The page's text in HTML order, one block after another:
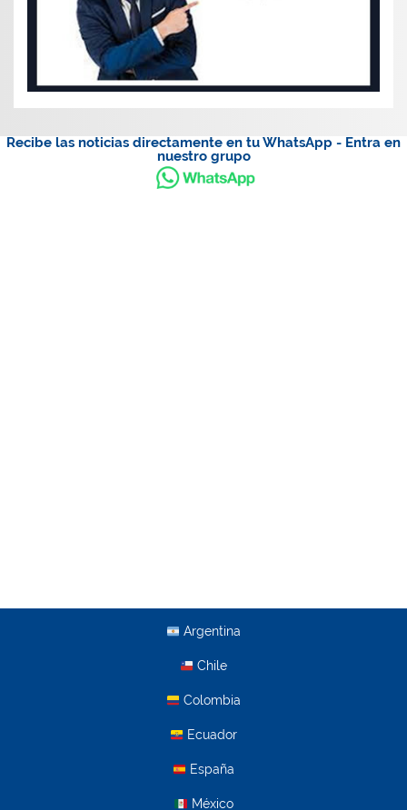
Recibe las noticias directamente en tu WhatsApp - Entra en
nuestro grupo
Argentina
Chile
Colombia
Ecuador
España
México